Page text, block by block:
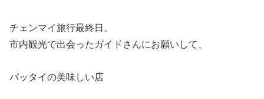
チェンマイ旅行最終日。
市内観光で出会ったガイドさんにお願いして、
パッタイの美味しい店